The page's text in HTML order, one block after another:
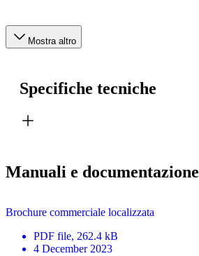
Mostra altro
Specifiche tecniche
Manuali e documentazione
Brochure commerciale localizzata
PDF file, 262.4 kB
4 December 2023